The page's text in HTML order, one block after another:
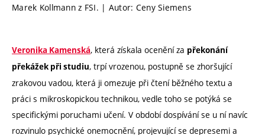
Marek Kollmann z FSI. | Autor: Ceny Siemens
Veronika Kamenská, která získala ocenění za překonání
překážek při studiu, trpí vrozenou, postupně se zhoršující
zrakovou vadou, která ji omezuje při čtení běžného textu a
práci s mikroskopickou technikou, vedle toho se potýká se
specifickými poruchami učení. V období dospívání se u ní navíc
rozvinulo psychické onemocnění, projevující se depresemi a